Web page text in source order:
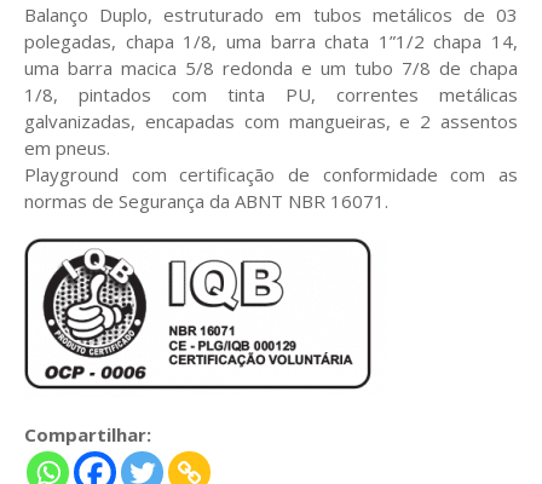
Balanço Duplo, estruturado em tubos metálicos de 03
polegadas, chapa 1/8, uma barra chata 1”1/2 chapa 14,
uma barra macica 5/8 redonda e um tubo 7/8 de chapa
1/8, pintados com tinta PU, correntes metálicas
galvanizadas, encapadas com mangueiras, e 2 assentos
em pneus.
Playground com certificação de conformidade com as
normas de Segurança da ABNT NBR 16071.
Compartilhar: